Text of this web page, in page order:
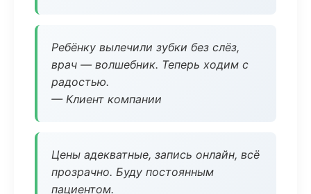
Ребёнку вылечили зубки без слёз,
врач — волшебник. Теперь ходим с
радостью.
— Клиент компании
Цены адекватные, запись онлайн, всё
прозрачно. Буду постоянным
пациентом.